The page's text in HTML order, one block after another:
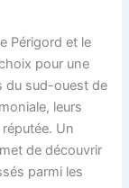
Périgord et le
pour une
du sud-ouest de
leurs
Un
de découvrir
parmi les